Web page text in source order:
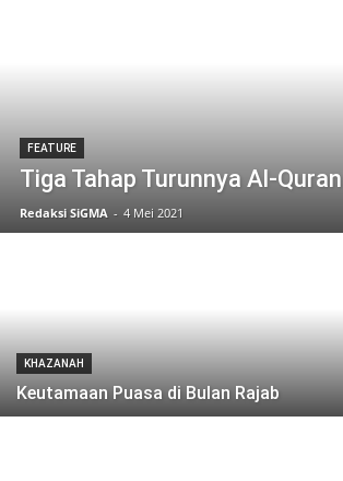
FEATURE
Tiga Tahap Turunnya Al-Quran
Redaksi SiGMA - 4 Mei 2021
KHAZANAH
Keutamaan Puasa di Bulan Rajab